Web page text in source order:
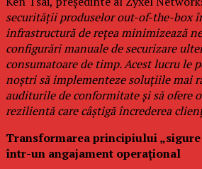
securității produselor out-of-the-box
infrastructură de rețea minimizează
configurări manuale de securizare
consumatoare de timp. Acest lucru le
noștri să implementeze soluțiile mai
auditurile de conformitate și să ofere
rezilientă care câștigă încrederea
Transformarea principiului
într-un angajament operațional